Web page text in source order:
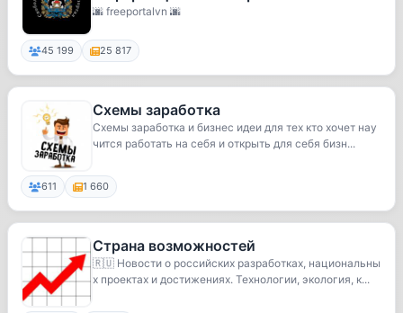
🌆 freeportalvn 🌆
45 199 25 817
Схемы заработка
Схемы заработка и бизнес идеи для тех кто хочет нау
чится работать на себя и открыть для себя бизн...
611 1 660
Страна возможностей
🇷🇺 Новости о российских разработках, национальны
х проектах и достижениях. Технологии, экология, к...